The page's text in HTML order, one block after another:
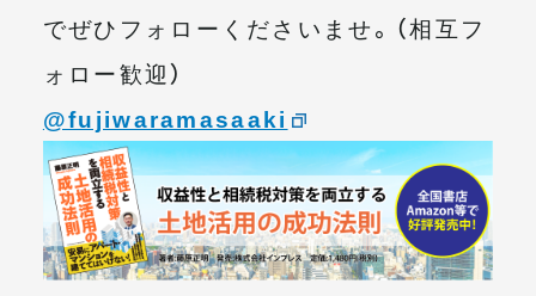
でぜひフォローくださいませ。（相互フ
ォロー歓迎）
@fujiwaramasaaki